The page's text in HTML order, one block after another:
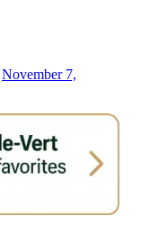
November 7,